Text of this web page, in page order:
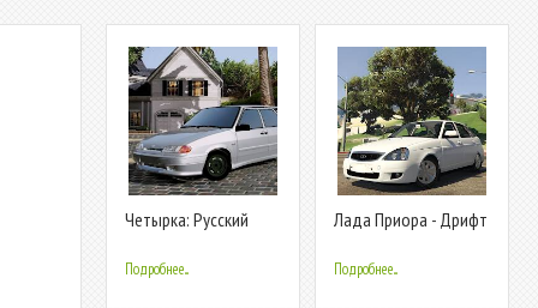
Четырка: Русский
Подробнее...
Лада Приора - Дрифт
Подробнее...